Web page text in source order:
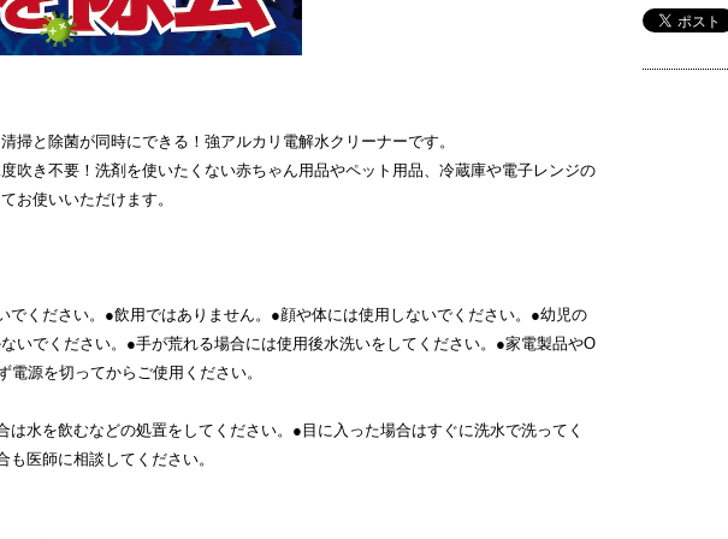
掃と除菌が同時にできる！強アルカリ電解水クリーナーです。
吹き不要！洗剤を使いたくない赤ちゃん用品やペット用品、冷蔵庫や電子レンジの
お使いいただけます。
でください。●飲用ではありません。●顔や体には使用しないでください。●幼児の
いでください。●手が荒れる場合には使用後水洗いをしてください。●家電製品やO
電源を切ってからご使用ください。
は水を飲むなどの処置をしてください。●目に入った場合はすぐに洗水で洗ってく
も医師に相談してください。